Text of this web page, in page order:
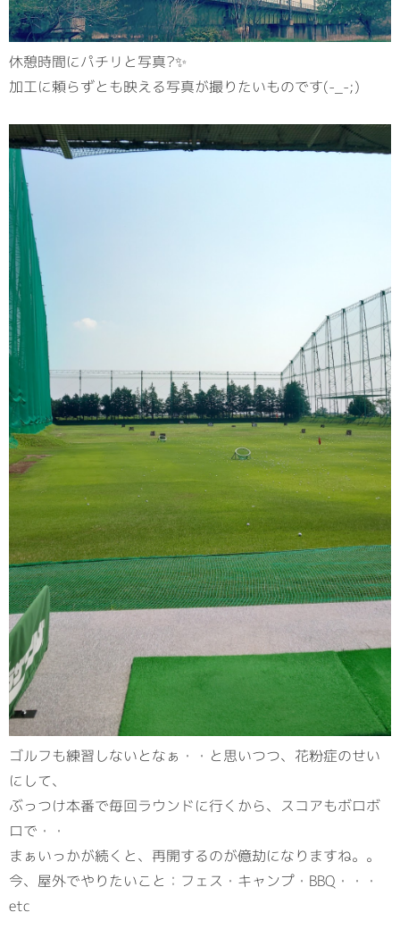
休憩時間にパチリと写真?✨
加工に頼らずとも映える写真が撮りたいものです(-_-;)
ゴルフも練習しないとなぁ・・と思いつつ、花粉症のせい
にして、
ぶっつけ本番で毎回ラウンドに行くから、スコアもボロボ
ロで・・
まぁいっかが続くと、再開するのが億劫になりますね。。
今、屋外でやりたいこと：フェス・キャンプ・BBQ・・・
etc